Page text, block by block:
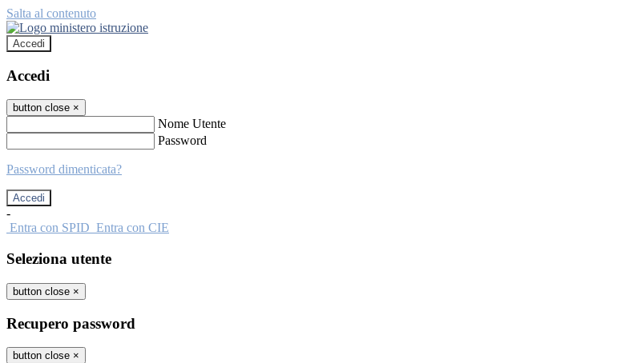
Salta al contenuto
Accedi
Accedi
button close ×
Nome Utente
Password
Password dimenticata?
-
Entra con SPID Entra con CIE
Seleziona utente
button close ×
Recupero password
button close ×